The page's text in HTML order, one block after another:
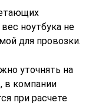
ноутбука не
для провозки.
уточнять на
в компании
при расчете